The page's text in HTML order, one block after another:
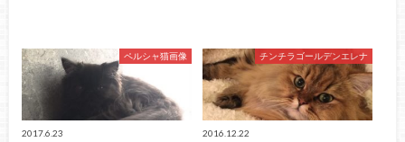
ペルシャ猫画像
2017.6.23
チンチラゴールデンエレナ
2016.12.22